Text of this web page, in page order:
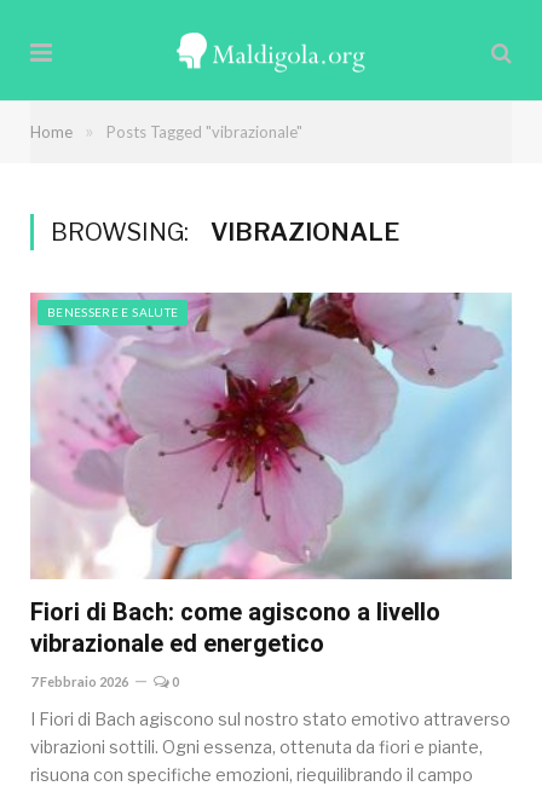
Home » Posts Tagged "vibrazionale"
BROWSING: VIBRAZIONALE
BENESSERE E SALUTE
Fiori di Bach: come agiscono a livello
vibrazionale ed energetico
7 Febbraio 2026 0
I Fiori di Bach agiscono sul nostro stato emotivo attraverso
vibrazioni sottili. Ogni essenza, ottenuta da fiori e piante,
risuona con specifiche emozioni, riequilibrando il campo